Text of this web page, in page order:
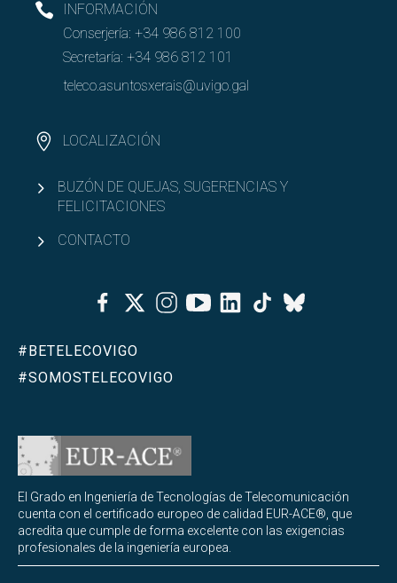
INFORMACIÓN
Conserjería: +34 986 812 100
Secretaría: +34 986 812 101
teleco.asuntosxerais@uvigo.gal
LOCALIZACIÓN
BUZÓN DE QUEJAS, SUGERENCIAS Y
FELICITACIONES
CONTACTO
FacebookTwitterInstagramYoutubeLinkedinTiktok
Bluesky
#BETELECOVIGO
#SOMOSTELECOVIGO
El Grado en Ingeniería de Tecnologías de Telecomunicación
cuenta con el certificado europeo de calidad EUR-ACE®, que
acredita que cumple de forma excelente con las exigencias
profesionales de la ingeniería europea.